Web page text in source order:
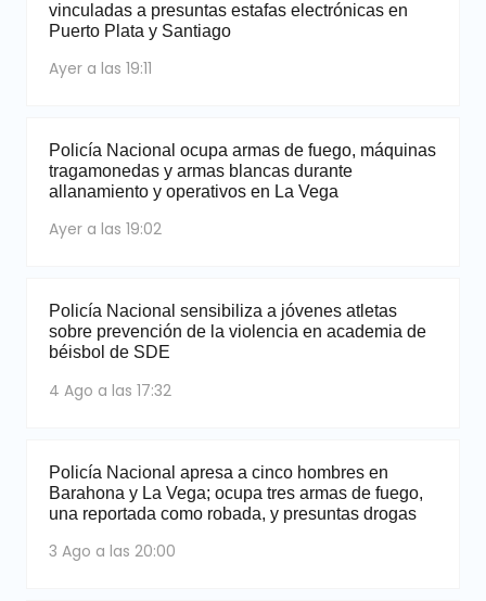
vinculadas a presuntas estafas electrónicas en
Puerto Plata y Santiago
Ayer a las 19:11
Policía Nacional ocupa armas de fuego, máquinas
tragamonedas y armas blancas durante
allanamiento y operativos en La Vega
Ayer a las 19:02
Policía Nacional sensibiliza a jóvenes atletas
sobre prevención de la violencia en academia de
béisbol de SDE
4 Ago a las 17:32
Policía Nacional apresa a cinco hombres en
Barahona y La Vega; ocupa tres armas de fuego,
una reportada como robada, y presuntas drogas
3 Ago a las 20:00